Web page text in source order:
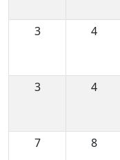
3
4
3
4
7
8